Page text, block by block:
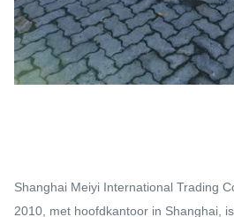
Shanghai Meiyi International Trading
2010, met hoofdkantoor in Shanghai,